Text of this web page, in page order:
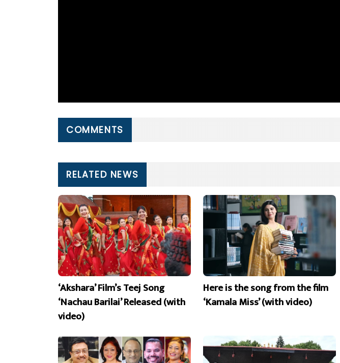
COMMENTS
RELATED NEWS
‘Akshara’ Film’s Teej Song
‘Nachau Barilai’ Released (with
video)
Here is the song from the film
‘Kamala Miss’ (with video)